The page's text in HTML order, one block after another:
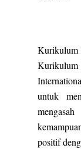
Kurikulum
Kurikulum
untuk
positif